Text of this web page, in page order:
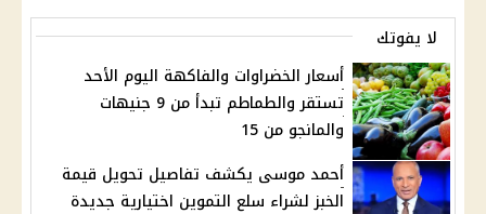
لا يفوتك
أسعار الخضراوات والفاكهة اليوم الأحد
تستقر والطماطم تبدأ من 9 جنيهات
والمانجو من 15
أحمد موسى يكشف تفاصيل تحويل قيمة
الخبز لشراء سلع التموين اختيارية جديدة